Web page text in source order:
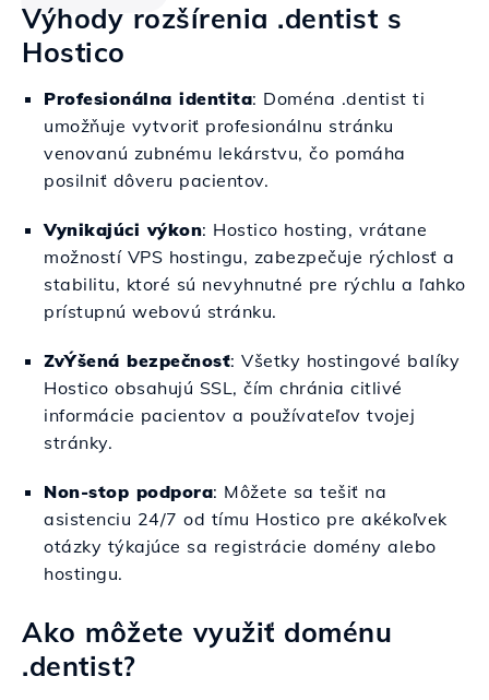
Výhody rozšírenia .dentist s
Hostico
Profesionálna identita: Doména .dentist ti
umožňuje vytvoriť profesionálnu stránku
venovanú zubnému lekárstvu, čo pomáha
posilniť dôveru pacientov.
Vynikajúci výkon: Hostico hosting, vrátane
možností VPS hostingu, zabezpečuje rýchlosť a
stabilitu, ktoré sú nevyhnutné pre rýchlu a ľahko
prístupnú webovú stránku.
ZvÝšená bezpečnosť: Všetky hostingové balíky
Hostico obsahujú SSL, čím chránia citlivé
informácie pacientov a používateľov tvojej
stránky.
Non-stop podpora: Môžete sa tešiť na
asistenciu 24/7 od tímu Hostico pre akékoľvek
otázky týkajúce sa registrácie domény alebo
hostingu.
Ako môžete využiť doménu
.dentist?